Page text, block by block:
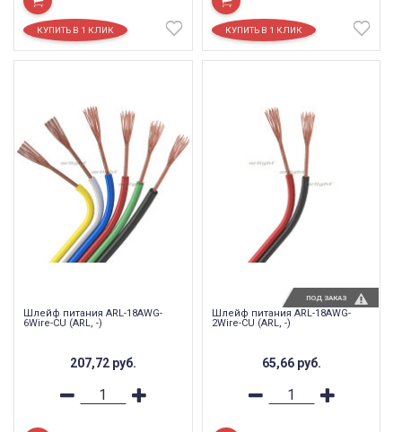
Шлейф питания ARL-18AWG-
6Wire-CU (ARL, -)
207,72 руб.
Шлейф питания ARL-18AWG-
2Wire-CU (ARL, -)
65,66 руб.
ПОД ЗАКАЗ